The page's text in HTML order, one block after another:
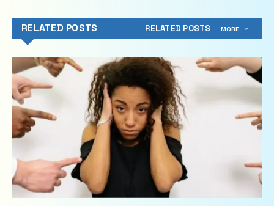
RELATED POSTS RELATED POSTS MORE